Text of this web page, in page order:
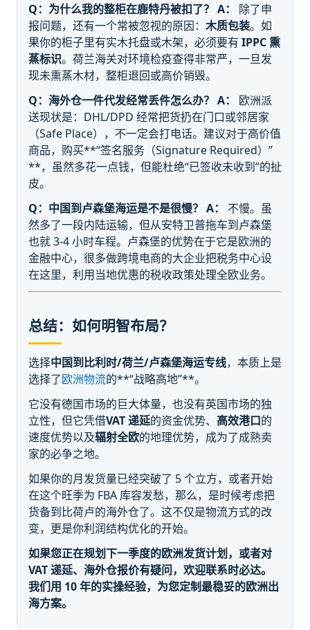
Q：为什么我的整柜在鹿特丹被扣了？ A：
除了申
报问题，还有一个常被忽视的原因： 木质包装。如
果你的柜子里有实木托盘或木架，必须要有 IPPC 熏
蒸标识。荷兰海关对环境检疫查得非常严，一旦发
现未熏蒸木材，整柜退回或高价销毁。
Q：海外仓一件代发经常丢件怎么办？ A：
欧洲派
送现状是：DHL/DPD 经常把货扔在门口或邻居家
（Safe Place），不一定会打电话。建议对于高价值
商品，购买**“签名服务（Signature Required）”
**，虽然多花一点钱，但能杜绝“已签收未收到”的扯
皮。
Q：中国到卢森堡海运是不是很慢？ A：
不慢。虽
然多了一段内陆运输，但从安特卫普拖车到卢森堡
也就 3-4 小时车程。卢森堡的优势在于它是欧洲的
金融中心，很多做跨境电商的大企业把税务中心设
在这里，利用当地优惠的税收政策处理全欧业务。
总结：如何明智布局？
选择中国到比利时/荷兰/卢森堡海运专线，本质上是
选择了欧洲物流的**“战略高地”**。
它没有德国市场的巨大体量，也没有英国市场的独
立性，但它凭借VAT 递延的资金优势、 高效港口的
速度优势以及辐射全欧的地理优势，成为了成熟卖
家的必争之地。
如果你的月发货量已经突破了 5 个立方，或者开始
在这个旺季为 FBA 库容发愁，那么，是时候考虑把
货备到比荷卢的海外仓了。这不仅是物流方式的改
变，更是你利润结构优化的开始。
如果您正在规划下一季度的欧洲发货计划，或者对
VAT 递延、海外仓报价有疑问，欢迎联系时必达。
我们用 10 年的实操经验，为您定制最稳妥的欧洲出
海方案。